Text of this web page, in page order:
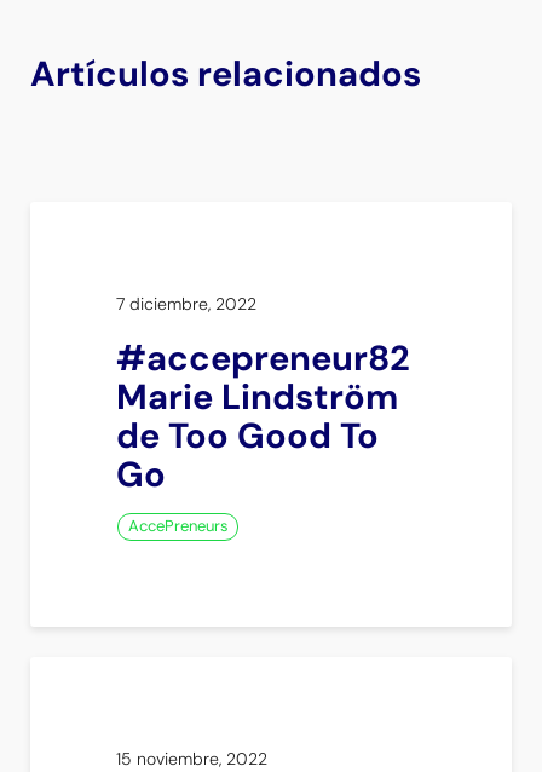
Artículos relacionados
7 diciembre, 2022
#accepreneur82
Marie Lindström
de Too Good To
Go
AccePreneurs
15 noviembre, 2022